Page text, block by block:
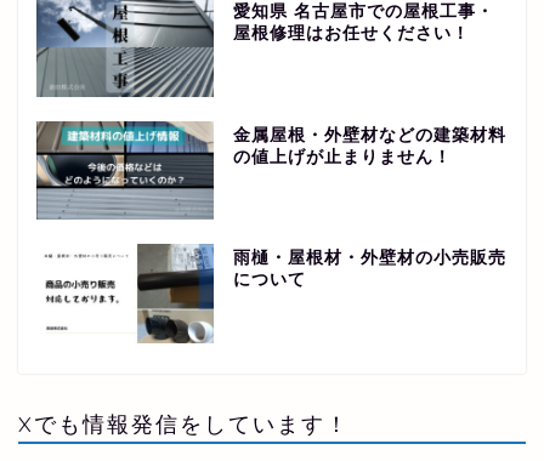
愛知県 名古屋市での屋根工事・
屋根修理はお任せください！
金属屋根・外壁材などの建築材料
の値上げが止まりません！
雨樋・屋根材・外壁材の小売販売
について
Xでも情報発信をしています！